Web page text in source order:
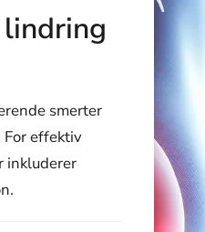
smerter
effektiv
inkluderer